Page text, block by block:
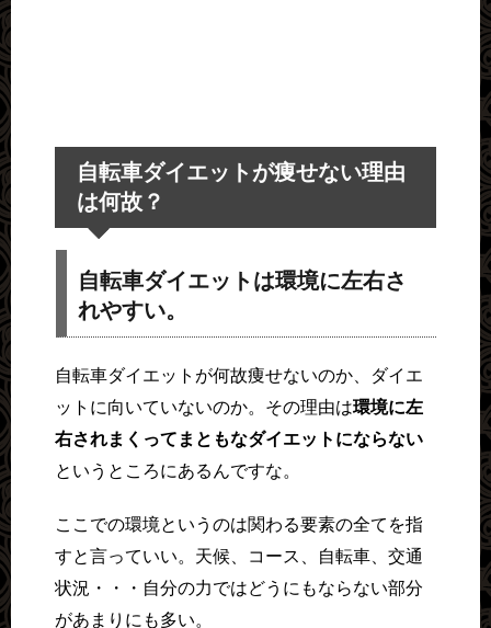
自転車ダイエットが痩せない理由
は何故？
自転車ダイエットは環境に左右さ
れやすい。
自転車ダイエットが何故痩せないのか、ダイエ
ットに向いていないのか。その理由は環境に左
右されまくってまともなダイエットにならない
というところにあるんですな。
ここでの環境というのは関わる要素の全てを指
すと言っていい。天候、コース、自転車、交通
状況・・・自分の力ではどうにもならない部分
があまりにも多い。